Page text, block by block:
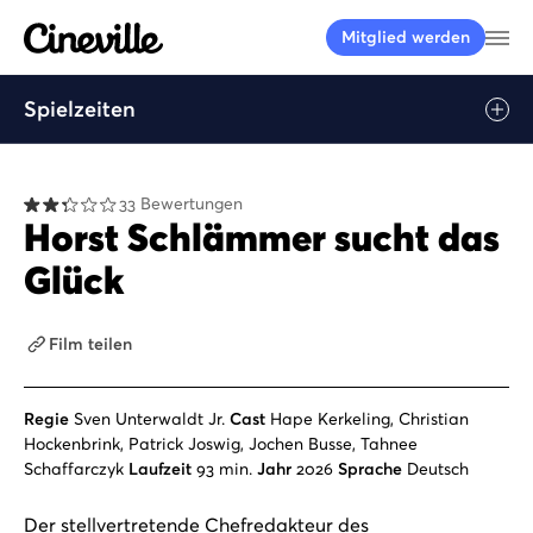
Cineville Logo
Mitglied werden
Spielzeiten
33 Bewertungen
Horst Schlämmer sucht das
Glück
Film teilen
Regie Sven Unterwaldt Jr. Cast Hape Kerkeling, Christian
Hockenbrink, Patrick Joswig, Jochen Busse, Tahnee
Schaffarczyk Laufzeit 93 min. Jahr 2026 Sprache Deutsch
Der stellvertretende Chefredakteur des